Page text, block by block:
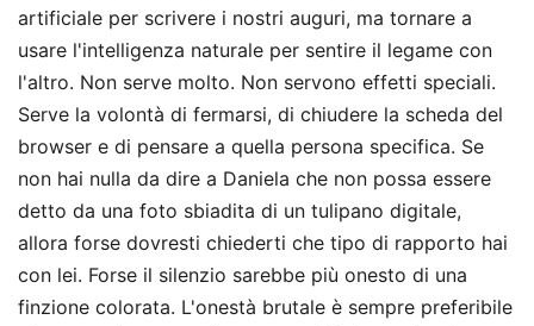
artificiale per scrivere i nostri auguri, ma tornare a
usare l'intelligenza naturale per sentire il legame con
l'altro. Non serve molto. Non servono effetti speciali.
Serve la volontà di fermarsi, di chiudere la scheda del
browser e di pensare a quella persona specifica. Se
non hai nulla da dire a Daniela che non possa essere
detto da una foto sbiadita di un tulipano digitale,
allora forse dovresti chiederti che tipo di rapporto hai
con lei. Forse il silenzio sarebbe più onesto di una
finzione colorata. L'onestà brutale è sempre preferibile